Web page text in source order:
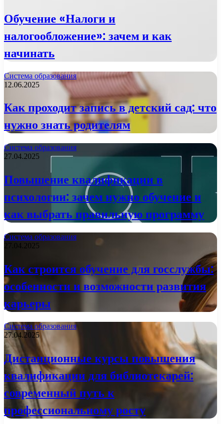
Обучение «Налоги и
налогообложение»: зачем и как
начинать
Система образования
12.06.2025
Как проходит запись в детский сад: что
нужно знать родителям
Система образования
27.04.2025
Повышение квалификации в
психологии: зачем нужно обучение и
как выбрать правильную программу
Система образования
27.04.2025
Как строится обучение для госслужбы:
особенности и возможности развития
карьеры
Система образования
27.04.2025
Дистанционные курсы повышения
квалификации для библиотекарей:
современный путь к
профессиональному росту